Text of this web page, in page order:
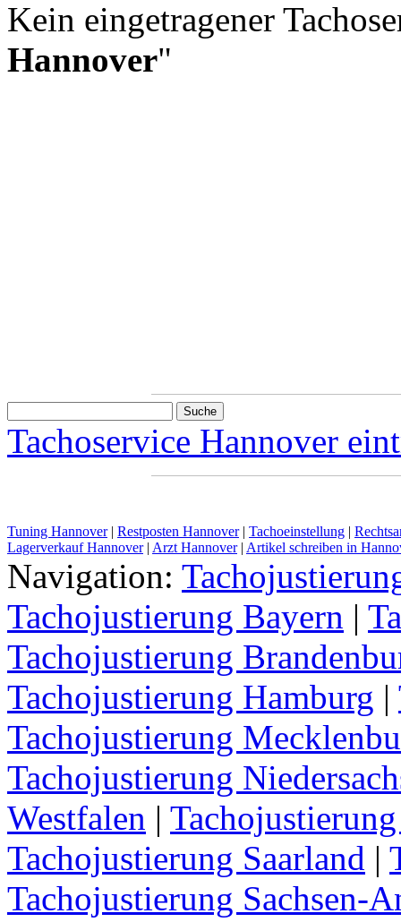
Kein eingetragener
Hannover"
Tachoservice Hannover
Tuning Hannover| Restposten Hannover| Tachoeinstellung |
Lagerverkauf Hannover| Arzt Hannover| Artikel schreiben in
Navigation:
Tachojustierung Bayern |
Tachojustierung
Tachojustierung Hamburg |
Tachojustierung
Tachojustierung
Westfalen |
Tachojustierung Saarland |
Tachojustierung Sachsen-